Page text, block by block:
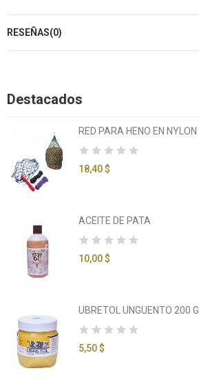
RESEÑAS(0)
Destacados
RED PARA HENO EN NYLON
18,40 $
ACEITE DE PATA
10,00 $
UBRETOL UNGUENTO 200 G
5,50 $